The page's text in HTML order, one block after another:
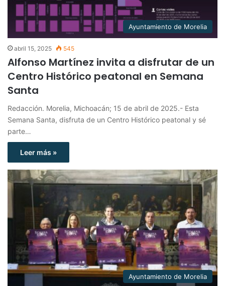
Ayuntamiento de Morelia
abril 15, 2025 545
Alfonso Martínez invita a disfrutar de un
Centro Histórico peatonal en Semana
Santa
Redacción. Morelia, Michoacán; 15 de abril de 2025.- Esta
Semana Santa, disfruta de un Centro Histórico peatonal y sé
parte…
Leer más »
Ayuntamiento de Morelia